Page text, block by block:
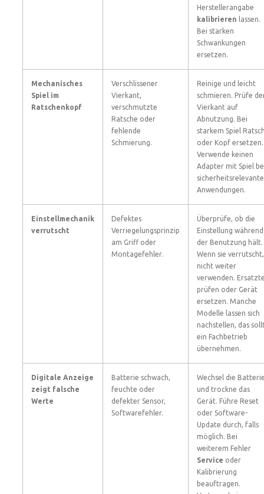
Herstellerangabe
kalibrieren lassen.
Bei starken
Schwankungen
ersetzen.
Mechanisches
Spiel im
Ratschenkopf
Verschlissener
Vierkant,
verschmutzte
Ratsche oder
fehlende
Schmierung.
Reinige und leicht
schmieren. Prüfe
Vierkant auf
Abnutzung. Bei
starkem Spiel
oder Kopf ersetzen.
Verwende keinen
Adapter mit Spiel
Anwendungen.
Einstellmechanik
verrutscht
Defektes
Verriegelungsprinzip
am Griff oder
Montagefehler.
Überprüfe, ob die
Einstellung während
der Benutzung hält.
Wenn sie verrutscht,
nicht weiter
verwenden.
prüfen oder Gerät
ersetzen. Manche
Modelle lassen sich
nachstellen, das
ein Fachbetrieb
übernehmen.
Digitale Anzeige
zeigt falsche
Werte
Batterie schwach,
feuchte oder
defekter Sensor,
Softwarefehler.
Wechsel die
und trockne das
Gerät. Führe Reset
oder Software-
Update durch, falls
möglich. Bei
weiterem Fehler
Service oder
Kalibrierung
beauftragen.